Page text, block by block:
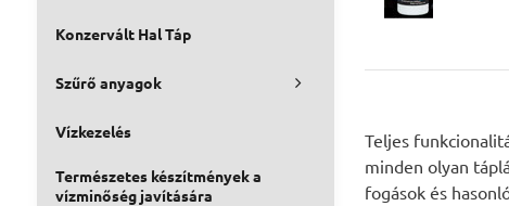
Teljes
minden olyan
fogások és
Konzervált Hal Táp
Szűrő anyagok
Vízkezelés
Természetes készítmények a
vízminőség javítására